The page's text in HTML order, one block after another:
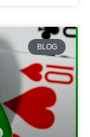
BLOG